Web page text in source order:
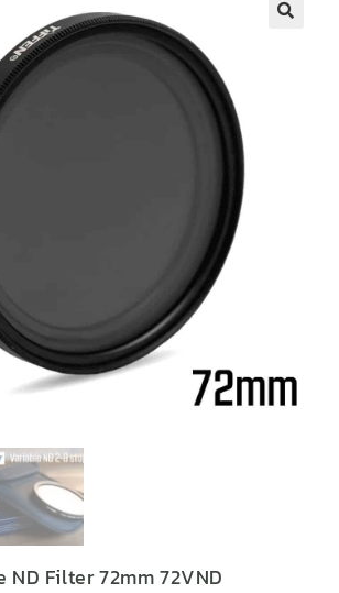
Filter 72mm 72VND